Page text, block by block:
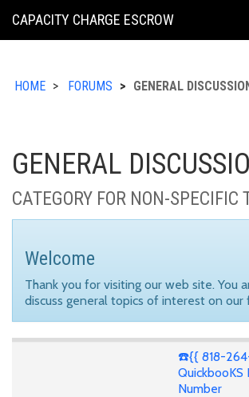
KING
CAPACITY CHARGE ESCROW
HOME FORUMS GENERAL
GENERAL
CATEGORY FOR NON-SPECIFIC
Welcome
Thank you for visiting our web site. You
discuss general topics of interest on our
☎️{{ 818-
Number